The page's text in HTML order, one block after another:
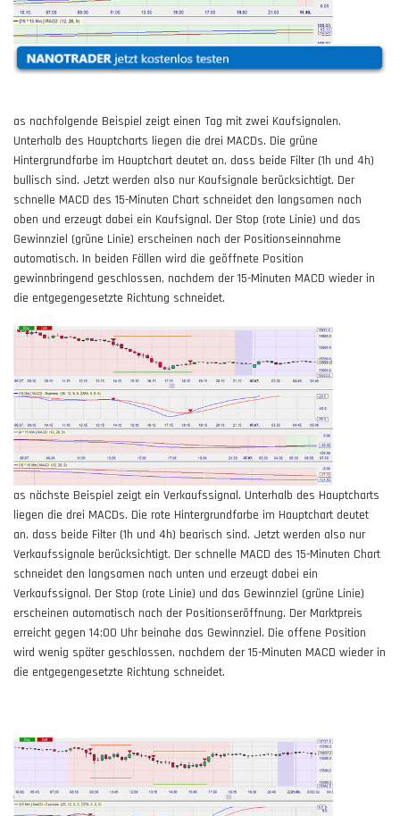
as nachfolgende Beispiel zeigt einen Tag mit zwei Kaufsignalen.
Unterhalb des Hauptcharts liegen die drei MACDs. Die grüne
Hintergrundfarbe im Hauptchart deutet an, dass beide Filter (1h und 4h)
bullisch sind. Jetzt werden also nur Kaufsignale berücksichtigt. Der
schnelle MACD des 15-Minuten Chart schneidet den langsamen nach
oben und erzeugt dabei ein Kaufsignal. Der Stop (rote Linie) und das
Gewinnziel (grüne Linie) erscheinen nach der Positionseinnahme
automatisch. In beiden Fällen wird die geöffnete Position
gewinnbringend geschlossen, nachdem der 15-Minuten MACD wieder in
die entgegengesetzte Richtung schneidet.
as nächste Beispiel zeigt ein Verkaufssignal. Unterhalb des Hauptcharts
liegen die drei MACDs. Die rote Hintergrundfarbe im Hauptchart deutet
an, dass beide Filter (1h und 4h) bearisch sind. Jetzt werden also nur
Verkaufssignale berücksichtigt. Der schnelle MACD des 15-Minuten Chart
schneidet den langsamen nach unten und erzeugt dabei ein
Verkaufssignal. Der Stop (rote Linie) und das Gewinnziel (grüne Linie)
erscheinen automatisch nach der Positionseröffnung. Der Marktpreis
erreicht gegen 14:00 Uhr beinahe das Gewinnziel. Die offene Position
wird wenig später geschlossen, nachdem der 15-Minuten MACD wieder in
die entgegengesetzte Richtung schneidet.